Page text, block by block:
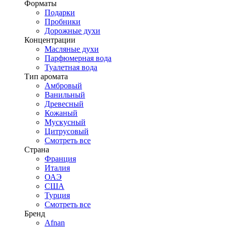
Форматы
Подарки
Пробники
Дорожные духи
Концентрации
Масляные духи
Парфюмерная вода
Туалетная вода
Тип аромата
Амбровый
Ванильный
Древесный
Кожаный
Мускусный
Цитрусовый
Смотреть все
Страна
Франция
Италия
ОАЭ
США
Турция
Смотреть все
Бренд
Afnan